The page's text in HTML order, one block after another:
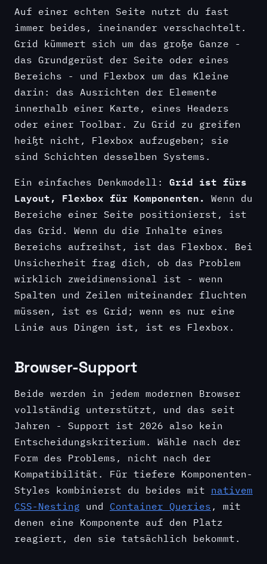
Auf einer echten Seite nutzt du fast
immer beides, ineinander verschachtelt.
Grid kümmert sich um das große Ganze -
das Grundgerüst der Seite oder eines
Bereichs - und Flexbox um das Kleine
darin: das Ausrichten der Elemente
innerhalb einer Karte, eines Headers
oder einer Toolbar. Zu Grid zu greifen
heißt nicht, Flexbox aufzugeben; sie
sind Schichten desselben Systems.
Ein einfaches Denkmodell: Grid ist fürs
Layout, Flexbox für Komponenten.
Wenn du
Bereiche einer Seite positionierst, ist
das Grid. Wenn du die Inhalte eines
Bereichs aufreihst, ist das Flexbox. Bei
Unsicherheit frag dich, ob das Problem
wirklich zweidimensional ist - wenn
Spalten und Zeilen miteinander fluchten
müssen, ist es Grid; wenn es nur eine
Linie aus Dingen ist, ist es Flexbox.
Browser-Support
Beide werden in jedem modernen Browser
vollständig unterstützt, und das seit
Jahren - Support ist 2026 also kein
Entscheidungskriterium. Wähle nach der
Form des Problems, nicht nach der
Kompatibilität. Für tiefere Komponenten-
Styles kombinierst du beides mit nativem
CSS-Nesting und Container Queries , mit
denen eine Komponente auf den Platz
reagiert, den sie tatsächlich bekommt.